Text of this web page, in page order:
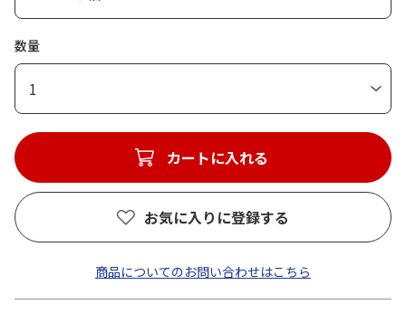
数量
1
カートに入れる
お気に入りに登録する
商品についてのお問い合わせはこちら